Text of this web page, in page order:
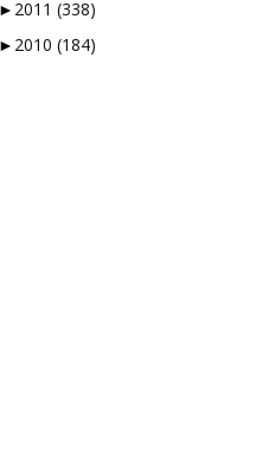
2011 (338)
2010 (184)